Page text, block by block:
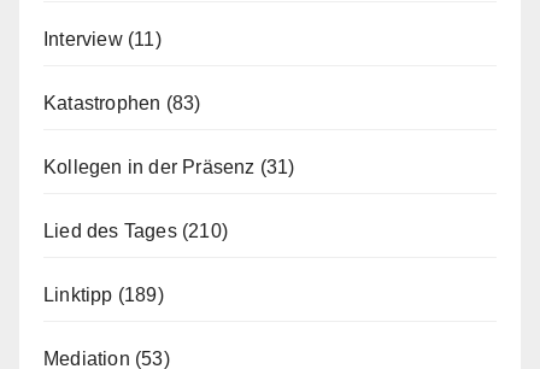
Interview(11)
Katastrophen (83)
Kollegen in der Präsenz (31)
Lied des Tages(210)
Linktipp (189)
Mediation (53)